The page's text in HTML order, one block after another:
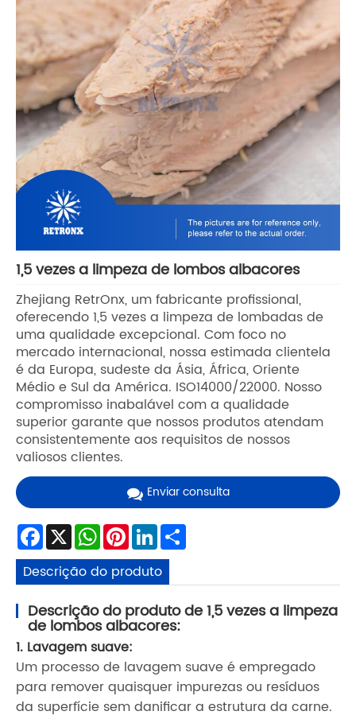
1,5 vezes a limpeza de lombos albacores
Zhejiang RetrOnx, um fabricante profissional,
oferecendo 1,5 vezes a limpeza de lombadas de
uma qualidade excepcional. Com foco no
mercado internacional, nossa estimada clientela
é da Europa, sudeste da Ásia, África, Oriente
Médio e Sul da América. ISO14000/22000. Nosso
compromisso inabalável com a qualidade
superior garante que nossos produtos atendam
consistentemente aos requisitos de nossos
valiosos clientes.
Enviar consulta
Facebook
X WhatsApp
Pinterest
LinkedIn
Descrição do produto
Descrição do produto de 1,5 vezes a limpeza
de lombos albacores:
1. Lavagem suave:
Um processo de lavagem suave é empregado
para remover quaisquer impurezas ou resíduos
da superfície sem danificar a estrutura da carne.